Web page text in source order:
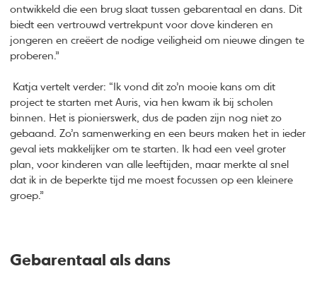
ontwikkeld die een brug slaat tussen gebarentaal en dans. Dit
biedt een vertrouwd vertrekpunt voor dove kinderen en
jongeren en creëert de nodige veiligheid om nieuwe dingen te
proberen.”
Katja vertelt verder: “Ik vond dit zo’n mooie kans om dit
project te starten met Auris, via hen kwam ik bij scholen
binnen. Het is pionierswerk, dus de paden zijn nog niet zo
gebaand. Zo’n samenwerking en een beurs maken het in ieder
geval iets makkelijker om te starten. Ik had een veel groter
plan, voor kinderen van alle leeftijden, maar merkte al snel
dat ik in de beperkte tijd me moest focussen op een kleinere
groep.”
Gebarentaal als dans